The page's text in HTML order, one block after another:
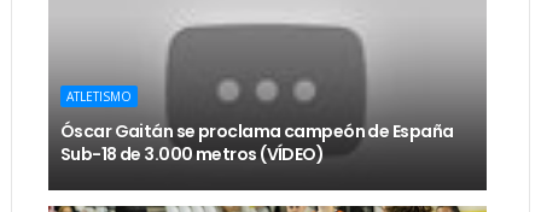
ATLETISMO
Óscar Gaitán se proclama campeón de España
Sub-18 de 3.000 metros (VÍDEO)